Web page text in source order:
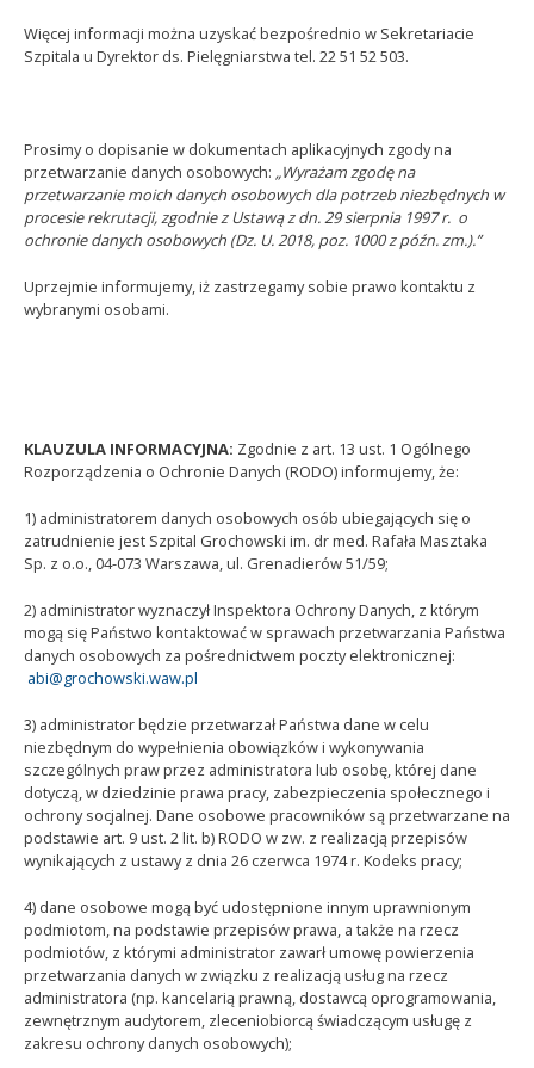
Więcej informacji można uzyskać bezpośrednio w Sekretariacie
Szpitala u Dyrektor ds. Pielęgniarstwa tel. 22 51 52 503.
Prosimy o dopisanie w dokumentach aplikacyjnych zgody na
przetwarzanie danych osobowych: „Wyrażam zgodę na
przetwarzanie moich danych osobowych dla potrzeb niezbędnych w
procesie rekrutacji, zgodnie z Ustawą z dn. 29 sierpnia 1997 r. o
ochronie danych osobowych (Dz. U. 2018, poz. 1000 z późn. zm.).”
Uprzejmie informujemy, iż zastrzegamy sobie prawo kontaktu z
wybranymi osobami.
KLAUZULA INFORMACYJNA: Zgodnie z art. 13 ust. 1 Ogólnego
Rozporządzenia o Ochronie Danych (RODO) informujemy, że:
1) administratorem danych osobowych osób ubiegających się o
zatrudnienie jest Szpital Grochowski im. dr med. Rafała Masztaka
Sp. z o.o., 04-073 Warszawa, ul. Grenadierów 51/59;
2) administrator wyznaczył Inspektora Ochrony Danych, z którym
mogą się Państwo kontaktować w sprawach przetwarzania Państwa
danych osobowych za pośrednictwem poczty elektronicznej:
abi@grochowski.waw.pl
3) administrator będzie przetwarzał Państwa dane w celu
niezbędnym do wypełnienia obowiązków i wykonywania
szczególnych praw przez administratora lub osobę, której dane
dotyczą, w dziedzinie prawa pracy, zabezpieczenia społecznego i
ochrony socjalnej. Dane osobowe pracowników są przetwarzane na
podstawie art. 9 ust. 2 lit. b) RODO w zw. z realizacją przepisów
wynikających z ustawy z dnia 26 czerwca 1974 r. Kodeks pracy;
4) dane osobowe mogą być udostępnione innym uprawnionym
podmiotom, na podstawie przepisów prawa, a także na rzecz
podmiotów, z którymi administrator zawarł umowę powierzenia
przetwarzania danych w związku z realizacją usług na rzecz
administratora (np. kancelarią prawną, dostawcą oprogramowania,
zewnętrznym audytorem, zleceniobiorcą świadczącym usługę z
zakresu ochrony danych osobowych);